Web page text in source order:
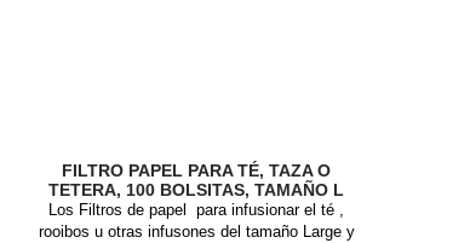
FILTRO PAPEL PARA TÉ, TAZA O
TETERA, 100 BOLSITAS, TAMAÑO L
Los Filtros de papel para infusionar el té ,
rooibos u otras infusones del tamaño Large y